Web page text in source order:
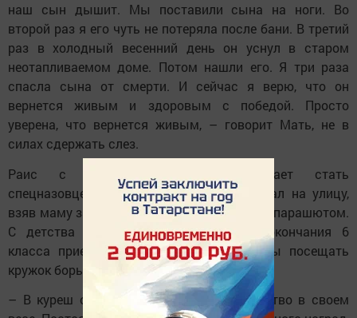
наш сын дышит. Мы поставили сына на ноги. Во
второй раз я его чуть не потеряла после бани. В третий
раз в холодный весенний день он уснул в старом
неотапливаемом доме. Потом нашли его. Я три раза
спасла сына от смерти. И сейчас я верю, что он
вернется живым и здоровым с победой. Просто
уверена, что вернется живым, – говорит Мать, не в
силах сдержать слез.
Раис с 3-летнего возраста мечтает стать
спецназовцем. Увидев самолеты, он бежал на улицу,
взяв маму за руки. Увлекался прыжками с парашютом.
С детства увлекался борьбой. После окончания 6
класса приехал в районный центр, чтобы посещать
кружок борьбы.
– В куреш он никому не уступал первенство в своем